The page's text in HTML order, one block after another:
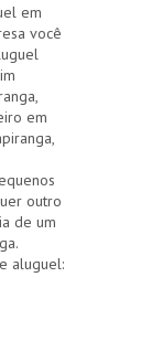
em
você
em
outro
de um
aluguel: